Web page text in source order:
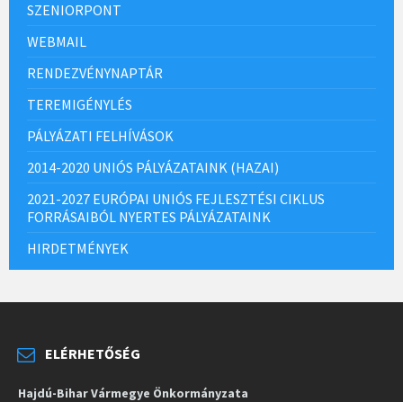
SZENIORPONT
WEBMAIL
RENDEZVÉNYNAPTÁR
TEREMIGÉNYLÉS
PÁLYÁZATI FELHÍVÁSOK
2014-2020 UNIÓS PÁLYÁZATAINK (HAZAI)
2021-2027 EURÓPAI UNIÓS FEJLESZTÉSI CIKLUS
FORRÁSAIBÓL NYERTES PÁLYÁZATAINK
HIRDETMÉNYEK
ELÉRHETŐSÉG
Hajdú-Bihar Vármegye Önkormányzata